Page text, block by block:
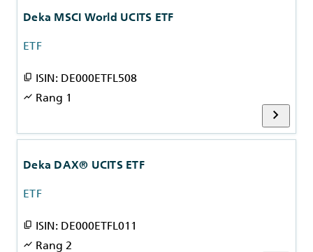
Deka MSCI World UCITS ETF
ETF
content_copy ISIN: DE000ETFL508
show_chart Rang 1
chevron_right
Deka DAX® UCITS ETF
ETF
content_copy ISIN: DE000ETFL011
show_chart Rang 2